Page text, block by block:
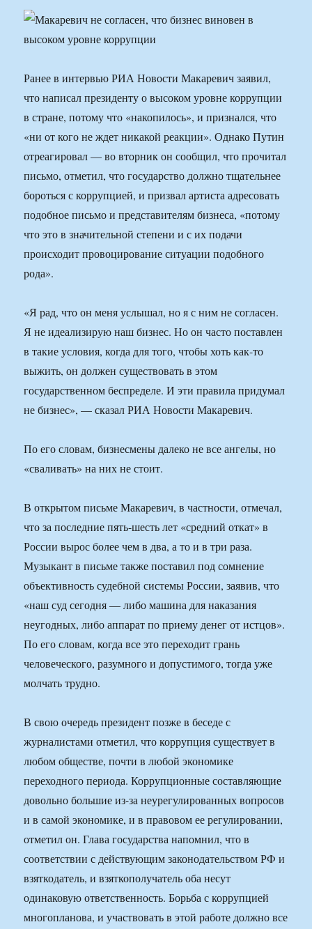
Ранее в интервью РИА Новости Макаревич заявил,
что написал президенту о высоком уровне коррупции
в стране, потому что «накопилось», и признался, что
«ни от кого не ждет никакой реакции». Однако Путин
отреагировал — во вторник он сообщил, что прочитал
письмо, отметил, что государство должно тщательнее
бороться с коррупцией, и призвал артиста адресовать
подобное письмо и представителям бизнеса, «потому
что это в значительной степени и с их подачи
происходит провоцирование ситуации подобного
рода».
«Я рад, что он меня услышал, но я с ним не согласен.
Я не идеализирую наш бизнес. Но он часто поставлен
в такие условия, когда для того, чтобы хоть как-то
выжить, он должен существовать в этом
государственном беспределе. И эти правила придумал
не бизнес», — сказал РИА Новости Макаревич.
По его словам, бизнесмены далеко не все ангелы, но
«сваливать» на них не стоит.
В открытом письме Макаревич, в частности, отмечал,
что за последние пять-шесть лет «средний откат» в
России вырос более чем в два, а то и в три раза.
Музыкант в письме также поставил под сомнение
объективность судебной системы России, заявив, что
«наш суд сегодня — либо машина для наказания
неугодных, либо аппарат по приему денег от истцов».
По его словам, когда все это переходит грань
человеческого, разумного и допустимого, тогда уже
молчать трудно.
В свою очередь президент позже в беседе с
журналистами отметил, что коррупция существует в
любом обществе, почти в любой экономике
переходного периода. Коррупционные составляющие
довольно большие из-за неурегулированных вопросов
и в самой экономике, и в правовом ее регулировании,
отметил он. Глава государства напомнил, что в
соответствии с действующим законодательством РФ и
взяткодатель, и взяткополучатель оба несут
одинаковую ответственность. Борьба с коррупцией
многопланова, и участвовать в этой работе должно все